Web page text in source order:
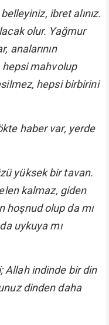
ibret alınız.
olur. Yağmur
analarının
hepsi mahvolup
hepsi birbirini
haber var, yerde
yüksek bir tavan.
kalmaz, giden
hoşnud olup da mı
uykuya mı
Allah indinde bir din
dinden daha